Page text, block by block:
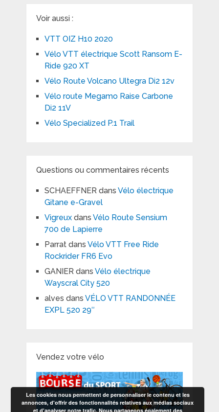
Voir aussi :
VTT OIZ H10 2020
Vélo VTT électrique Scott Ransom E-
Ride 920 XT
Vélo Route Volcano Ultegra Di2 12v
Vélo route Megamo Raise Carbone
Di2 11V
Vélo Specialized P.1 Trail
Questions ou commentaires récents
SCHAEFFNERdans Vélo électrique
Gitane e-Gravel
Vigreuxdans Vélo Route Sensium
700 de Lapierre
Parratdans Vélo VTT Free Ride
Rockrider FR6 Evo
GANIERdans Vélo électrique
Wayscral City 520
alves dans VÉLO VTT RANDONNÉE
EXPL 520 29″
Vendez votre vélo
Les cookies nous permettent de personnaliser le contenu et les
annonces, d'offrir des fonctionnalités relatives aux médias sociaux
et d'analyser notre trafic. Nous partageons également des